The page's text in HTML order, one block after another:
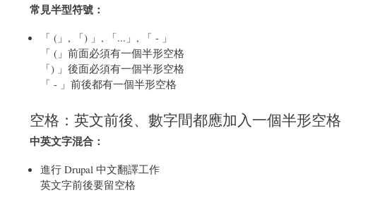
常見半型符號：
「 (」, 「) 」, 「...」, 「 - 」
「 (」前面必須有一個半形空格
「) 」後面必須有一個半形空格
「 - 」前後都有一個半形空格
空格：英文前後、數字間都應加入一個半形空格
中英文字混合：
進行 Drupal 中文翻譯工作
英文字前後要留空格